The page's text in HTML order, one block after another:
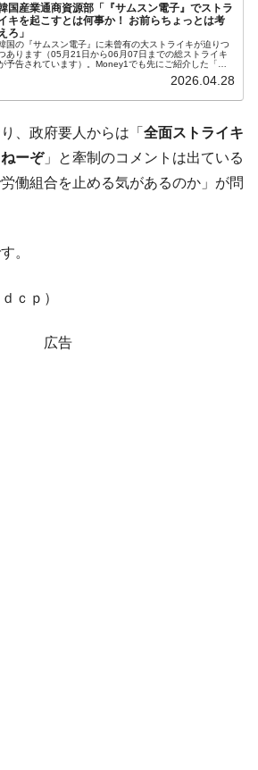
国産業通商資源部「『サムスン電子』でストラ
キを起こすとは何事か！ お前らちょっとは考
えろ」
国の『サムスン電子』に未曾有の大ストライキが迫りつ
あります（05月21日から06月07日までの総ストライキ
予告されています）。Money1でも先にご紹介した「営
2026.04.28
、政府要人からは「 全面ストライキ
ーぞ」と牽制のコメントは出ている
働組合を止める気があるのか」が問
。
ｃｐ）
広告